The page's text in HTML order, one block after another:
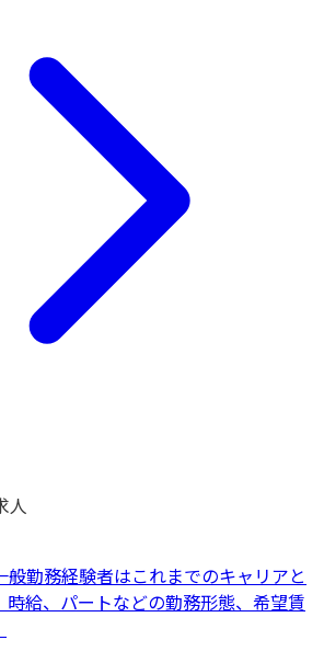
人
般勤務経験者はこれまでのキャリアと
時給、パートなどの勤務形態、希望賃